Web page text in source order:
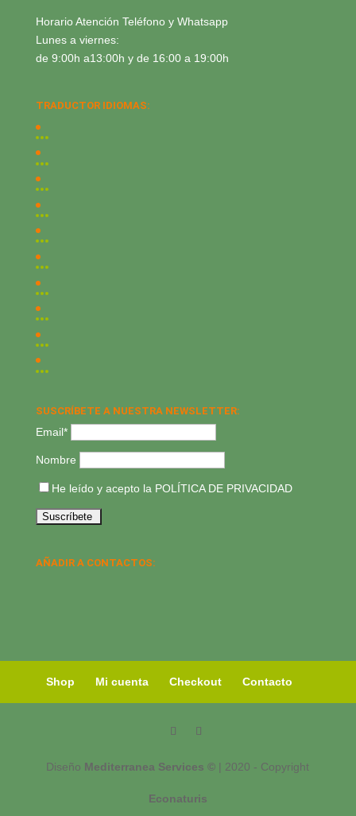
Horario Atención Teléfono y Whatsapp
Lunes a viernes:
de 9:00h a13:00h y de 16:00 a 19:00h
TRADUCTOR IDIOMAS:
SUSCRÍBETE A NUESTRA NEWSLETTER:
Email*
Nombre
He leído y acepto la POLÍTICA DE PRIVACIDAD
AÑADIR A CONTACTOS:
Shop Mi cuenta Checkout Contacto
Diseño Mediterranea Services © | 2020 - Copyright
Econaturis